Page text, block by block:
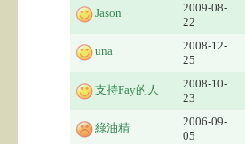
Jason
2009-08-
22
una
2008-12-
25
支持Fay的人
2008-10-
23
綠油精
2006-09-
05